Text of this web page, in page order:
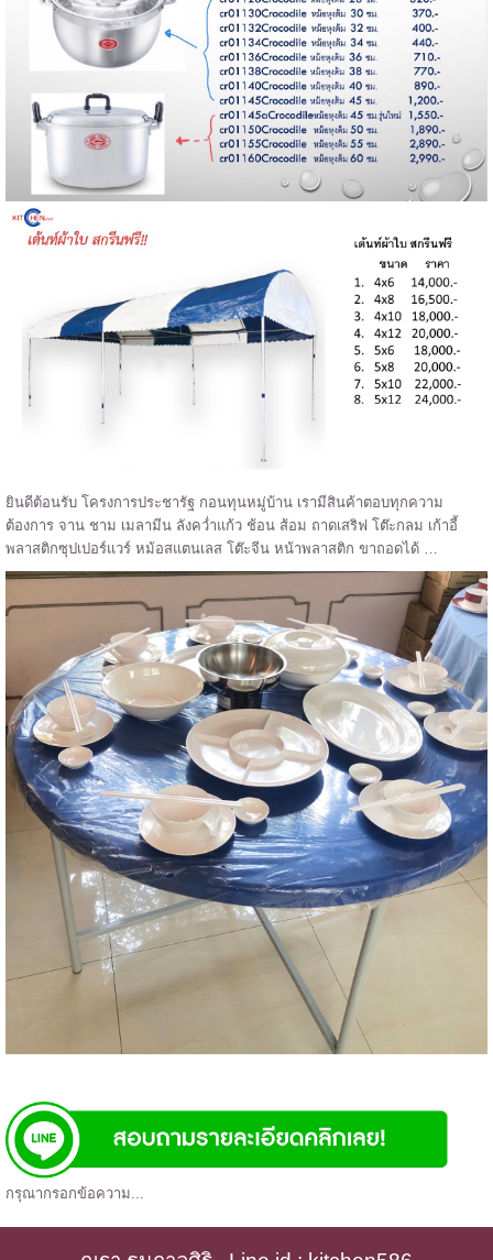
ยินดีต้อนรับ โครงการประชารัฐ กอนทุนหมู่บ้าน เรามีสินค้าตอบทุกความ
ต้องการ จาน ชาม เมลามีน ลังคว่ำแก้ว ช้อน ส้อม ถาดเสริฟ โต๊ะกลม เก้าอี้
พลาสติกซุปเปอร์แวร์ หม้อสแตนเลส โต๊ะจีน หน้าพลาสติก ขาถอดได้ …
กรุณากรอกข้อความ...